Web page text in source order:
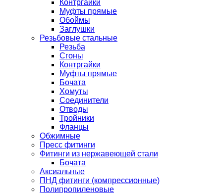
Контргайки
Муфты прямые
Обоймы
Заглушки
Резьбовые стальные
Резьба
Сгоны
Контргайки
Муфты прямые
Бочата
Хомуты
Соединители
Отводы
Тройники
Фланцы
Обжимные
Пресс фитинги
Фитинги из нержавеющей стали
Бочата
Аксиальные
ПНД фитинги (компрессионные)
Полипропиленовые